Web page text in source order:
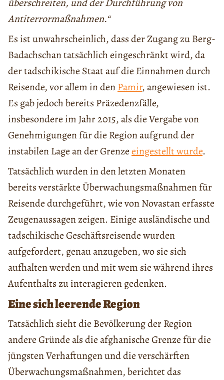
Antiterrormaßnahmen.“
Es ist unwahrscheinlich, dass der Zugang zu Berg-
Badachschan tatsächlich eingeschränkt wird, da
der tadschikische Staat auf die Einnahmen durch
Reisende, vor allem in denPamir, angewiesen ist.
Es gab jedoch bereits Präzedenzfälle,
insbesondere im Jahr 2015, als die Vergabe von
Genehmigungen für die Region aufgrund der
instabilen Lage an der Grenzeeingestellt wurde.
Tatsächlich wurden in den letzten Monaten
bereits verstärkte Überwachungsmaßnahmen für
Reisende durchgeführt, wie von Novastan erfasste
Zeugenaussagen zeigen. Einige ausländische und
tadschikische Geschäftsreisende wurden
aufgefordert, genau anzugeben, wo sie sich
aufhalten werden und mit wem sie während ihres
Aufenthalts zu interagieren gedenken.
Eine sich leerende Region
Tatsächlich sieht die Bevölkerung der Region
andere Gründe als die afghanische Grenze für die
jüngsten Verhaftungen und die verschärften
Überwachungsmaßnahmen, berichtet das